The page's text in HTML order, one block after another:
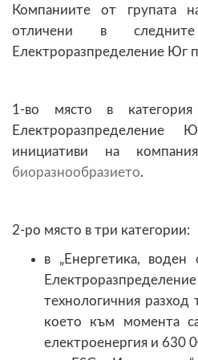
Компаниите от групата
отличени в
Електроразпределение Юг
1-во място в
Електроразпределение
инициативи на
биоразнообразието.
2-ро място в три категории:
в „Енергетика, воден
технологичния разход
което към момента
електроенергия и 630